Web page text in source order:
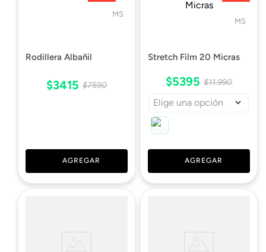
MS
Rodillera Albañil
$3415 $7590
AGREGAR
MS
Stretch Film 20 Micras
$5395 $11.990
Elige una opción
AGREGAR